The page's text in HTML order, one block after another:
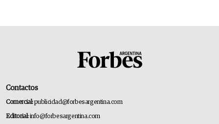
Contactos
Comercial:publicidad@forbesargentina.com
Editorial:info@forbesargentina.com